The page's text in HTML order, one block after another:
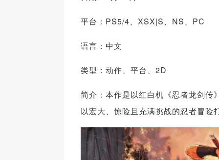
平台：PS5/4、XSX|S、NS、PC
语言：中文
类型：动作、平台、2D
简介：本作是以红白机《忍者龙剑传
以宏大、惊险且充满挑战的忍者冒险